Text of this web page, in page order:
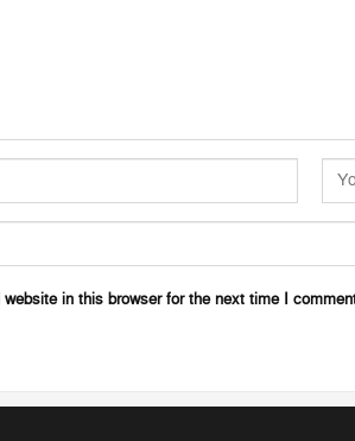
in this browser for the next time I